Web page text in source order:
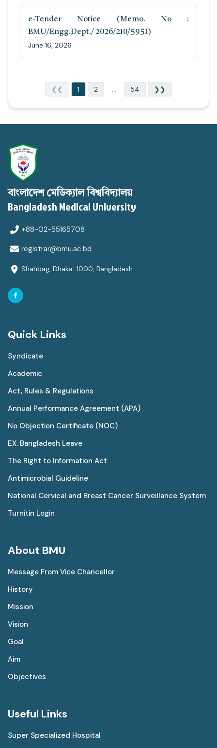
e-Tender Notice (Memo. No :
BMU/Engg.Dept./ 2026/210/5951)
June 16, 2026
❮❮ 1 2 ... 54 ❯❯
বাংলাদেশ মেডিক্যাল বিশ্ববিদ্যালয়
Bangladesh Medical University
+88-02-55165708
registrar@bmu.ac.bd
Shahbag, Dhaka-1000, Bangladesh
Quick Links
Syndicate
Academic
Act, Rules & Regulations
Annual Performance Agreement (APA)
No Objection Certificate (NOC)
EX. Bangladesh Leave
The Right to Information Act
Antimicrobial Guideline
National Cervical and Breast Cancer Surveillance System
Turnitin Login
About BMU
Message From Vice Chancellor
History
Mission
Vision
Goal
Aim
Objectives
Useful Links
Super Specialized Hospital